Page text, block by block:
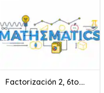
Factorización 2, 6to. MEII 05/02